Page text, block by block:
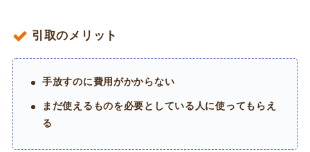
引取のメリット
手放すのに費用がかからない
まだ使えるものを必要としている人に使ってもらえ
る